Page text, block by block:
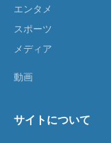
エンタメ
スポーツ
メディア
動画
サイトについて